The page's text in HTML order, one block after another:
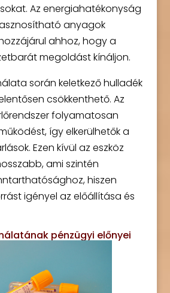
Az energiahatékonyság
anyagok
ahhoz, hogy a
megoldást kínáljon.
során keletkező hulladék
csökkenthető. Az
folyamatosan
így elkerülhetők a
Ezen kívül az eszköz
ami szintén
hiszen
igényel az előállítása és
pénzügyi előnyei